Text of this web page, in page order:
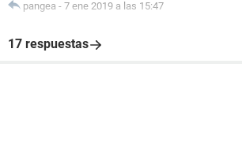
pangea - 7 ene 2019 a las 15:47
17 respuestas